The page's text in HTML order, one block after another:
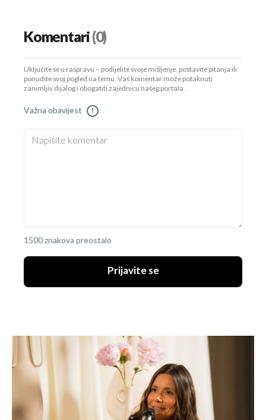
Komentari(0)
Uključite se u raspravu – podijelite svoje mišljenje, postavite pitanja ili
ponudite svoj pogled na temu. Vaš komentar može potaknuti
zanimljiv dijalog i obogatiti zajednicu našeg portala.
Važna obavijest !
1500 znakova preostalo
Prijavite se